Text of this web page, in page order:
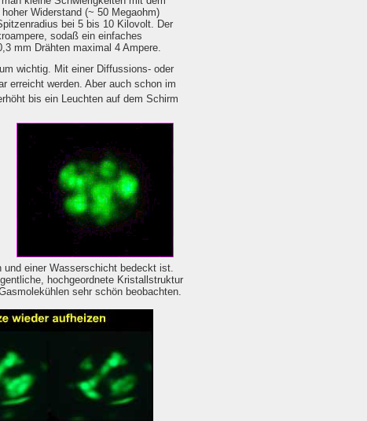
Widerstand (~ 50 Megaohm)
bei 5 bis 10 Kilovolt. Der
sodaß ein einfaches
mm Drähten maximal 4 Ampere.
wichtig. Mit einer Diffussions- oder
erreicht werden. Aber auch schon im
bis ein Leuchten auf dem Schirm
einer Wasserschicht bedeckt ist.
hochgeordnete Kristallstruktur
sehr schön beobachten.